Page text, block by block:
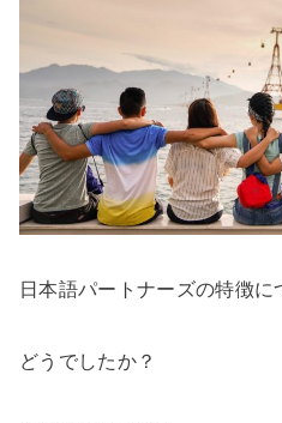
日本語パートナーズの特徴に
どうでしたか？